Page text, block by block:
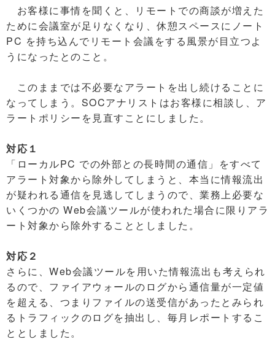
お客様に事情を聞くと、リモートでの商談が増えた
ために会議室が足りなくなり、休憩スペースにノート
PC を持ち込んでリモート会議をする風景が目立つよ
うになったとのこと。
このままでは不必要なアラートを出し続けることに
なってしまう。SOCアナリストはお客様に相談し、ア
ラートポリシーを見直すことにしました。
対応１
「ローカルPC での外部との長時間の通信」をすべて
アラート対象から除外してしまうと、本当に情報流出
が疑われる通信を見逃してしまうので、業務上必要な
いくつかの Web会議ツールが使われた場合に限りアラ
ート対象から除外することとしました。
対応２
さらに、Web会議ツールを用いた情報流出も考えられ
るので、ファイアウォールのログから通信量が一定値
を超える、つまりファイルの送受信があったとみられ
るトラフィックのログを抽出し、毎月レポートするこ
ととしました。